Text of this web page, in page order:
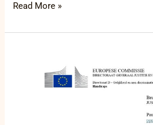
Read More »